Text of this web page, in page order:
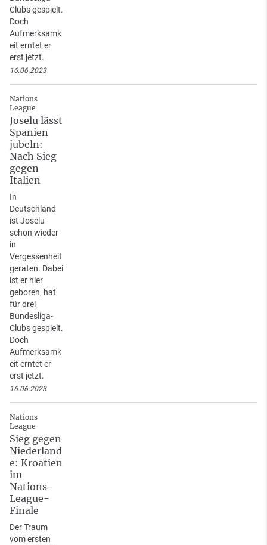
Clubs gespielt.
Doch
Aufmerksamk
eit erntet er
erst jetzt.
16.06.2023
Nations
League
Joselu lässt
Spanien
jubeln:
Nach Sieg
gegen
Italien
In
Deutschland
ist Joselu
schon wieder
in
Vergessenheit
geraten. Dabei
ist er hier
geboren, hat
für drei
Bundesliga-
Clubs gespielt.
Doch
Aufmerksamk
eit erntet er
erst jetzt.
16.06.2023
Nations
League
Sieg gegen
Niederland
e: Kroatien
im
Nations-
League-
Finale
Der Traum
vom ersten